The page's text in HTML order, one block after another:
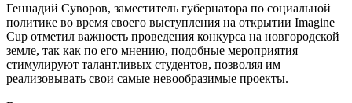
Геннадий Суворов, заместитель губернатора по социальной
политике во время своего выступления на открытии Imagine
Cup отметил важность проведения конкурса на новгородской
земле, так как по его мнению, подобные мероприятия
стимулируют талантливых студентов, позволяя им
реализовывать свои самые невообразимые проекты.